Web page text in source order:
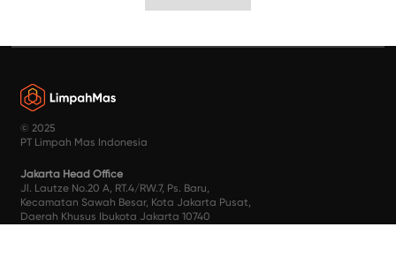
© 2025
PT Limpah Mas Indonesia
Jakarta Head Office
Jl. Lautze No.20 A, RT.4/RW.7, Ps. Baru,
Kecamatan Sawah Besar, Kota Jakarta Pusat,
Daerah Khusus Ibukota Jakarta 10740